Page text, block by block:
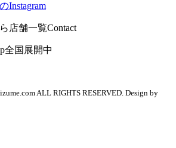
店舗一覧Contact
ALL RIGHTS RESERVED. Design by